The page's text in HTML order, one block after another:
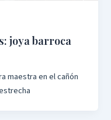
joya barroca
maestra en el cañón